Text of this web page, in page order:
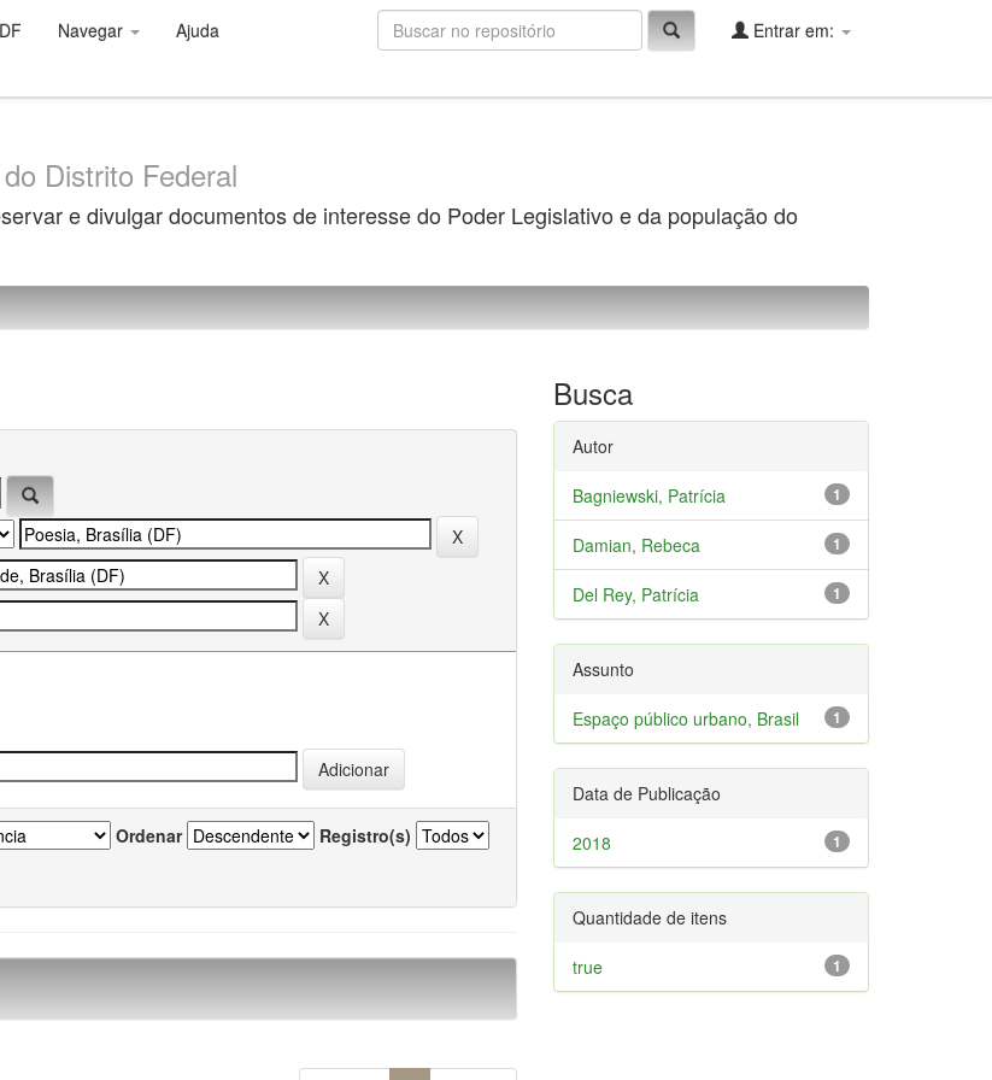
Navegar Ajuda Entrar em:
Distrito Federal
e divulgar documentos de interesse do Poder Legislativo e da população do
Ordenar Registro(s)
Busca
Autor
1
Bagniewski, Patrícia
1
Damian, Rebeca
1
Del Rey, Patrícia
Assunto
1
Espaço público urbano, Brasil
Data de Publicação
1
2018
Quantidade de itens
1
true